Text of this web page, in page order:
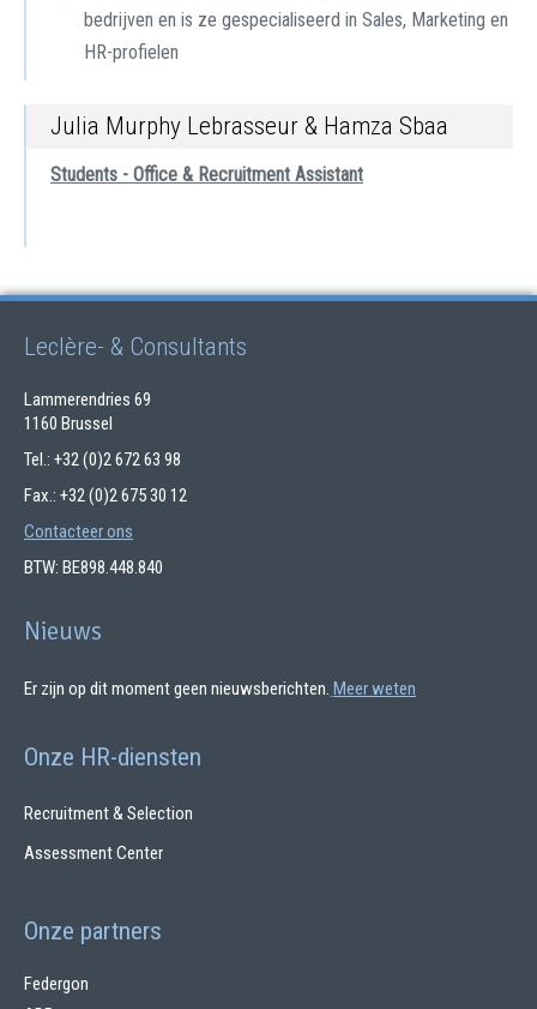
bedrijven en is ze gespecialiseerd in Sales, Marketing en
HR-profielen
Julia Murphy Lebrasseur & Hamza Sbaa
Students - Office & Recruitment Assistant
Leclère- & Consultants
Lammerendries 69
1160 Brussel
Tel.: +32 (0)2 672 63 98
Fax.: +32 (0)2 675 30 12
Contacteer ons
BTW: BE898.448.840
Nieuws
Er zijn op dit moment geen nieuwsberichten. Meer weten
Onze HR-diensten
Recruitment & Selection
Assessment Center
Onze partners
Federgon